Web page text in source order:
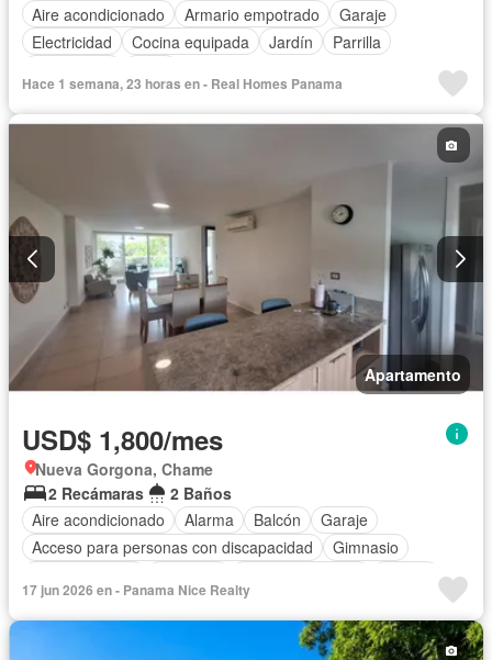
Aire acondicionado
Armario empotrado
Garaje
Electricidad
Cocina equipada Jardín
Parrilla
Hace 1 semana, 23 horas en - Real Homes Panama
Apartamento
USD$ 1,800/mes
Nueva Gorgona, Chame
2 Recámaras
2 Baños
Aire acondicionado
Alarma Balcón
Garaje
Acceso para personas con discapacidad
Gimnasio
Agua
17 jun 2026 en - Panama Nice Realty